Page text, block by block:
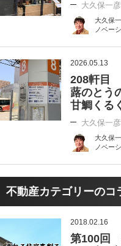
大久保一
大久保
ノベー
2026.05.13
208軒目
蕗のとう
甘鯛くる
大久保一
大久保
ノベー
不動産カテゴリーのコ
2018.02.16
第100回